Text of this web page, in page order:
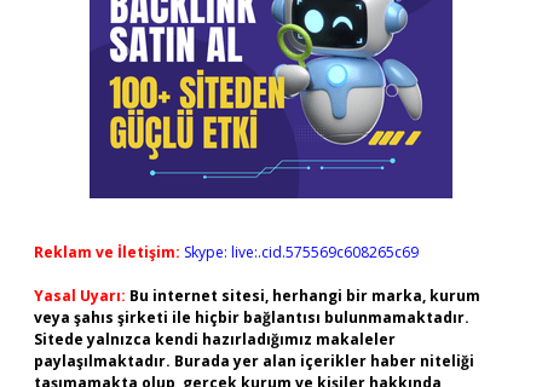
Reklam ve İletişim: Skype: live:.cid.575569c608265c69
Yasal Uyarı: Bu internet sitesi, herhangi bir marka, kurum
veya şahıs şirketi ile hiçbir bağlantısı bulunmamaktadır.
Sitede yalnızca kendi hazırladığımız makaleler
paylaşılmaktadır. Burada yer alan içerikler haber niteliği
taşımamakta olup, gerçek kurum ve kişiler hakkında